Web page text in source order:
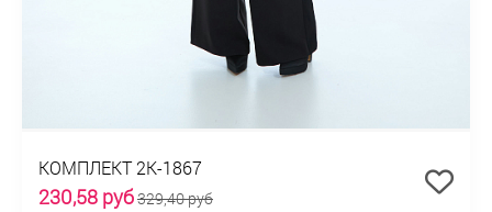
КОМПЛЕКТ 2К-1867
230,58 руб329,40 руб